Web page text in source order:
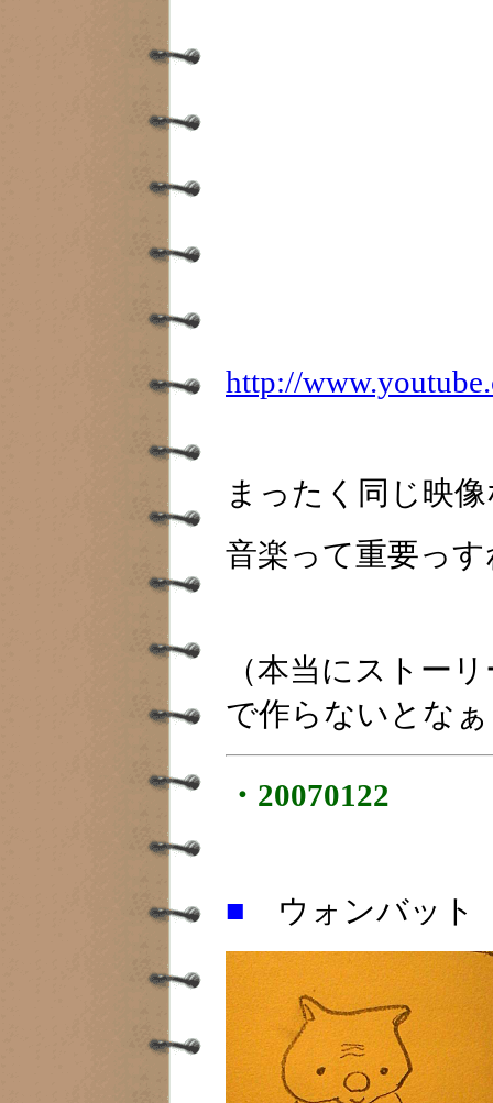
http://
まったく同じ映
音楽って重要っす
（本当にストー
で作らないとな
・20070122
■ ウォンバッ